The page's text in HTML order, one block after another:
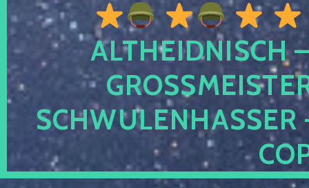
ALTHEIDNISCH
CHWULENHASSER